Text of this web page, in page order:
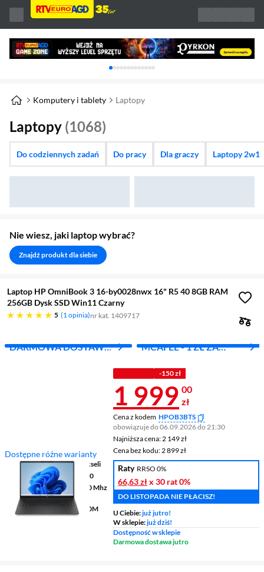
Karuzela z banerami, aktualny element 1 z
Komputery i tablety Laptopy
Laptopy (1068)
Do codziennych zadań Do pracy Dla graczy Laptopy 2w1
Nie wiesz, jaki laptop wybrać?
Znajdź produkt dla siebie
Laptop HP OmniBook 3 16-by0028nwx 16" R5 40 8GB RAM
256GB Dysk SSD Win11 Czarny
5
pięć gwiazdek 1 opinia nr kat. 1409717
DARMOWA DOSTAWA
MCAFEE - 1 ZŁ ZA
Dostępne różne warianty
Ekran 16 ", 1920 x 1200 pikseli
Procesor AMD Ryzen™ 5 40
8 GB LPDDR5 5500 Mhz
RAM
Grafika AMD Radeon™ 610M
Graphics
-150 zł
Cena 1 999
1 999 00
zł
Cena z kodem HPOB3BTS
obowiązuje do 06.09.2026 do 21:30
Najniższa cena: 2 149 zł
Najniższa cena: 2 149 zł
Cena bez kodu: 2 899 zł
Cena bez kodu: 2 899 zł
Raty RRSO 0%
66,63 złx 30 rat0%
DO LISTOPADA NIE PŁACISZ!
U Ciebie:już jutro!
W sklepie:już dziś!
Dostępność w sklepie
Darmowa dostawa jutro